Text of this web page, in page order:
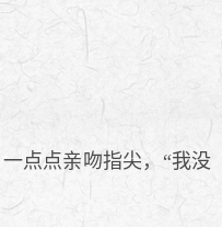
点点亲吻指尖，“我没